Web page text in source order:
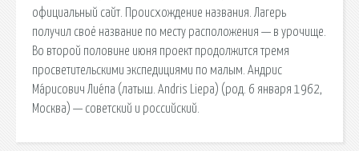
официальный сайт. Происхождение названия. Лагерь
получил своё название по месту расположения — в урочище.
Во второй половине июня проект продолжится тремя
просветительскими экспедициями по малым. Андрис
Ма́рисович Лие́па (латыш. Andris Liepa) (род. 6 января 1962,
Москва) — советский и российский.